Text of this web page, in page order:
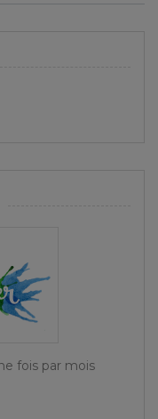
fois par mois